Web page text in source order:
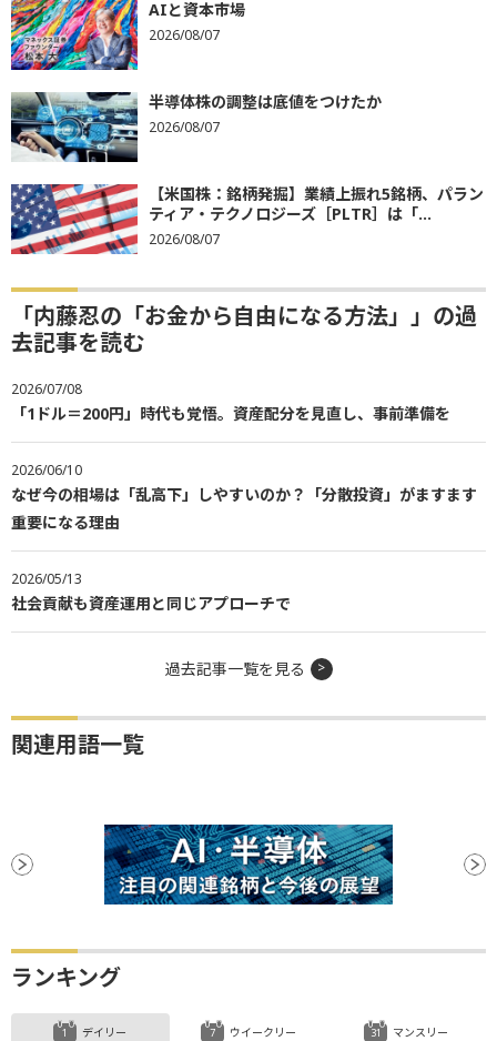
AIと資本市場
2026/08/07
半導体株の調整は底値をつけたか
2026/08/07
【米国株：銘柄発掘】業績上振れ5銘柄、パラン
ティア・テクノロジーズ［PLTR］は「...
2026/08/07
「内藤忍の「お金から自由になる方法」」の過
去記事を読む
2026/07/08
「1ドル＝200円」時代も覚悟。資産配分を見直し、事前準備を
2026/06/10
なぜ今の相場は「乱高下」しやすいのか？「分散投資」がますます
重要になる理由
2026/05/13
社会貢献も資産運用と同じアプローチで
過去記事一覧を見る
関連用語一覧
ランキング
デイリー ウイークリー マンスリー